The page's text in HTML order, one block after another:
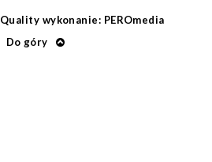
Quality wykonanie: PEROmedia
Do góry